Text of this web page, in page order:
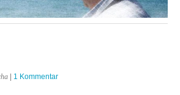
| 1 Kommentar